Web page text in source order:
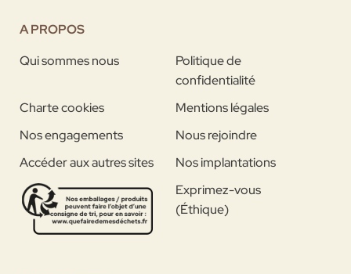
A PROPOS
Qui sommes nous
Politique de
confidentialité
Charte cookies
Mentions légales
Nos engagements
Nous rejoindre
Accéder aux autres sites
Nos implantations
Exprimez-vous
(Éthique)